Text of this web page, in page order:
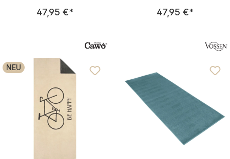
Regulärer Preis:
47,95 €* Regulärer
47,95 €*
NEU